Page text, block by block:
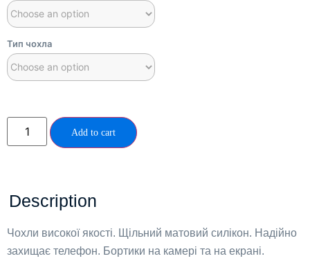
Тип чохла
Add to cart
Description
Чохли високої якості. Щільний матовий силікон. Надійно
захищає телефон. Бортики на камері та на екрані.